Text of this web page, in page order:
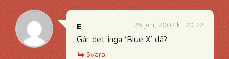
26 juni, 2007 kl. 20:22
E
Går det inga ’Blue X’ då?
Svara